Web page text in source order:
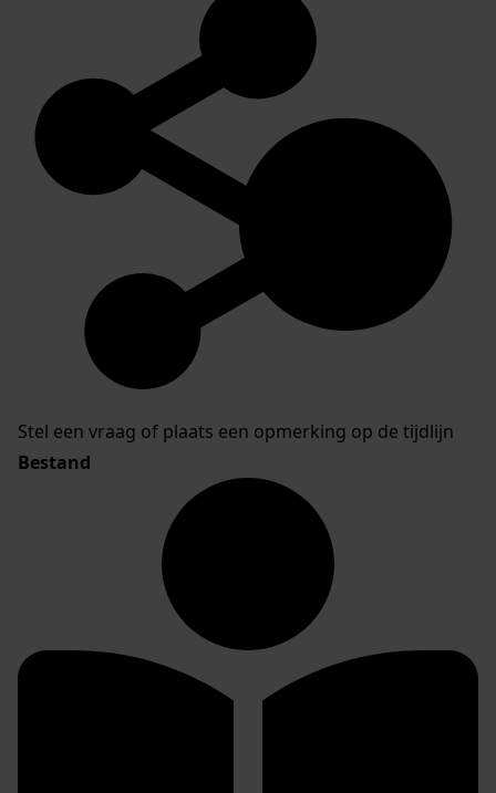
Stel een vraag of plaats een opmerking op de tijdlijn
Bestand